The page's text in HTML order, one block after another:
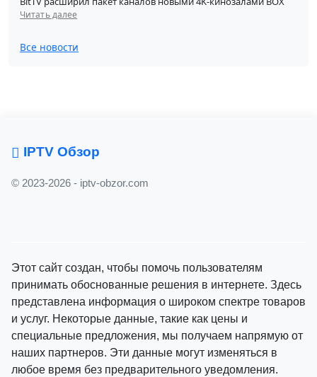
Читать далее
Все новости
IPTV Обзор
© 2023-2026 - iptv-obzor.com
Этот сайт создан, чтобы помочь пользователям
принимать обоснованные решения в интернете. Здесь
представлена информация о широком спектре товаров
и услуг. Некоторые данные, такие как цены и
специальные предложения, мы получаем напрямую от
наших партнеров. Эти данные могут изменяться в
любое время без предварительного уведомления.